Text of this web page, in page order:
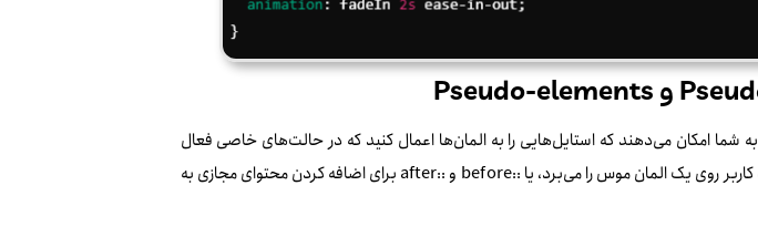
Pseudo-classes و Pseudo-elements به شما امکان می‌دهند که استایل‌هایی را به المان‌ها اعمال کنید که در حالت‌های خاصی فعال
شوند. به عنوان مثال، :hover برای زمانی که کاربر روی یک المان موس را می‌برد، یا ::before و ::after برای اضافه کردن محتوای مجازی به